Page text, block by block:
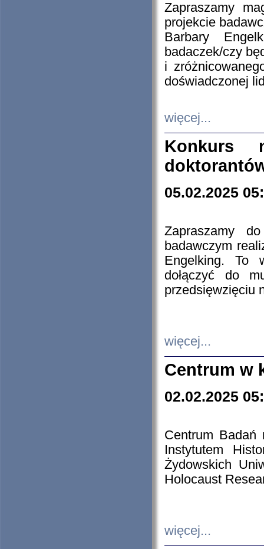
Zapraszamy
projekcie
Barbary
badaczek/czy
i
doświadczonej
więcej...
Konkurs
05.02.2025
Zapraszamy
badawczym
Engelking. To
dołączyć do
przedsięwzięciu
więcej...
Centrum w
02.02.2025
Centrum Badań
Instytutem
Żydowskich
Holocaust
więcej...